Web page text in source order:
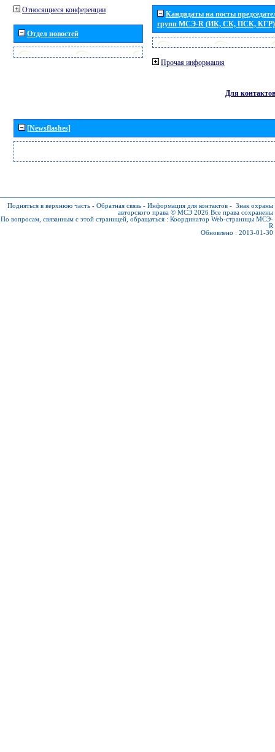
Относящиеся конференции
Отдел новостей
Кандидаты на посты
групп МСЭ-R (ИК, СК, ПСК, КГР)
Прочая информация
Для контактов
[Newsflashes]
Подняться в верхнюю часть - Обратная связь - Информация для контактов - Знак охраны
авторского права © МСЭ 2026 Все права сохранены
По вопросам, связанным с этой страницей, обращаться : Координатор Web-страницы МСЭ-
R
Обновлено : 2013-01-30